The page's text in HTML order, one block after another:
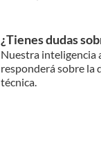
¿Tienes dudas
Nuestra inteligencia
responderá sobre la
técnica.